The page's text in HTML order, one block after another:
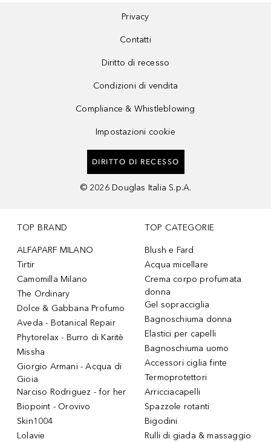
Privacy
Contatti
Diritto di recesso
Condizioni di vendita
Compliance & Whistleblowing
Impostazioni cookie
DIRITTO DI RECESSO
© 2026 Douglas Italia S.p.A.
TOP BRAND
ALFAPARF MILANO
Tirtir
Camomilla Milano
The Ordinary
Dolce & Gabbana Profumo
Aveda - Botanical Repair
Phytorelax - Burro di Karitè
Missha
Giorgio Armani - Acqua di
Gioia
Narciso Rodriguez - for her
Biopoint - Orovivo
Skin1004
Lolavie
TOP CATEGORIE
Blush e Fard
Acqua micellare
Crema corpo profumata
donna
Gel sopracciglia
Bagnoschiuma donna
Elastici per capelli
Bagnoschiuma uomo
Accessori ciglia finte
Termoprotettori
Arricciacapelli
Spazzole rotanti
Bigodini
Rulli di giada & massaggio